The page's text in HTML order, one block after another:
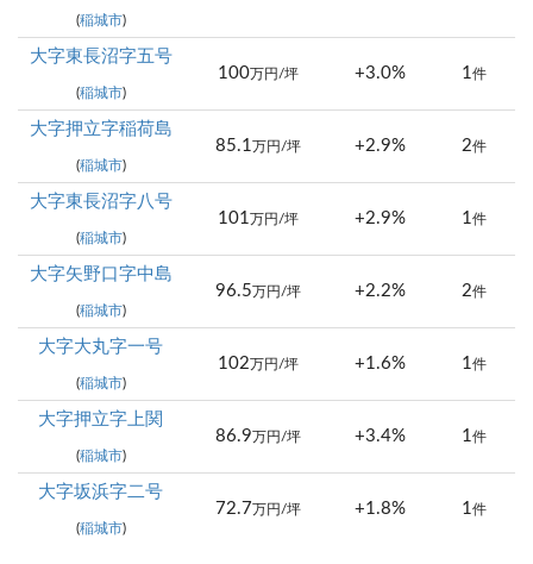
(稲城市)
大字東長沼字五号
(稲城市)
100万円/坪 +3.0% 1件
大字押立字稲荷島
(稲城市)
85.1 万円/坪 +2.9% 2件
大字東長沼字八号
(稲城市)
101 万円/坪 +2.9% 1件
大字矢野口字中島
(稲城市)
96.5 万円/坪 +2.2% 2件
大字大丸字一号
(稲城市)
102 万円/坪 +1.6% 1件
大字押立字上関
(稲城市)
86.9 万円/坪 +3.4% 1件
大字坂浜字二号
(稲城市)
72.7 万円/坪 +1.8% 1件